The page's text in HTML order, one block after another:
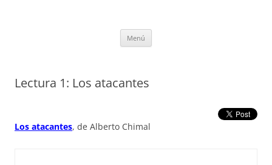
Menú
Lectura 1: Los atacantes
Los atacantes, de Alberto Chimal